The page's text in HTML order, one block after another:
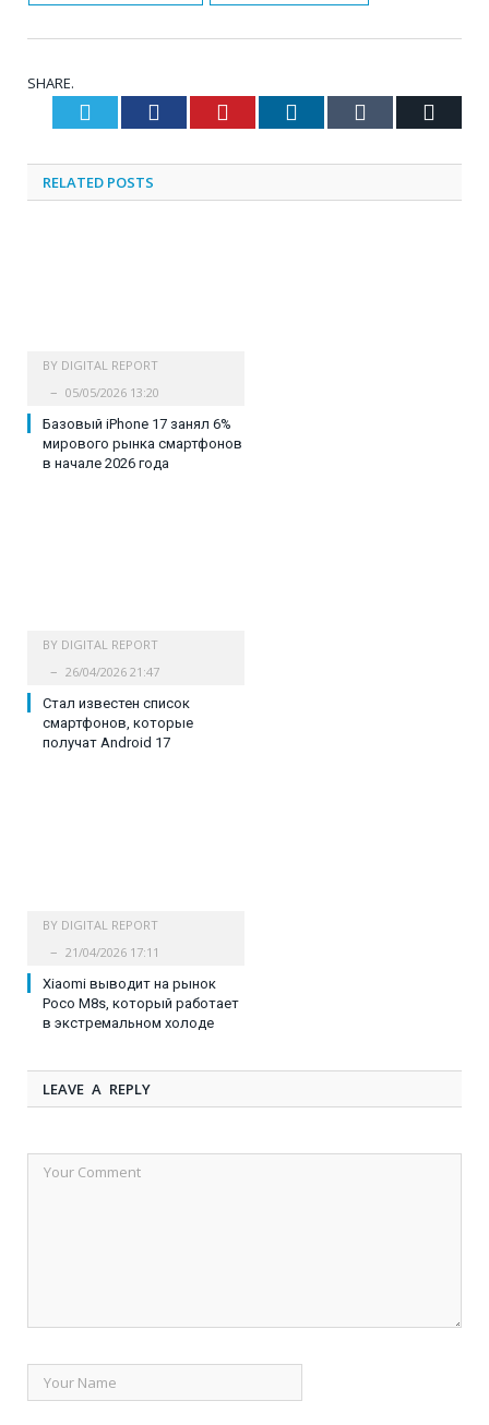
SHARE.
Twitter Facebook Pinterest LinkedIn Tumblr
RELATED POSTS
BY DIGITAL REPORT
05/05/2026 13:20
Базовый iPhone 17 занял 6%
мирового рынка смартфонов
в начале 2026 года
BY DIGITAL REPORT
26/04/2026 21:47
Стал известен список
смартфонов, которые
получат Android 17
BY DIGITAL REPORT
21/04/2026 17:11
Xiaomi выводит на рынок
Poco M8s, который работает
в экстремальном холоде
LEAVE A REPLY